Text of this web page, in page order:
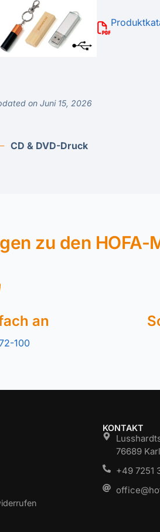
on Juni 15, 2026
CD & DVD-Druck
zu den HOFA-
an
100
KONTAKT
76689
+49 7251